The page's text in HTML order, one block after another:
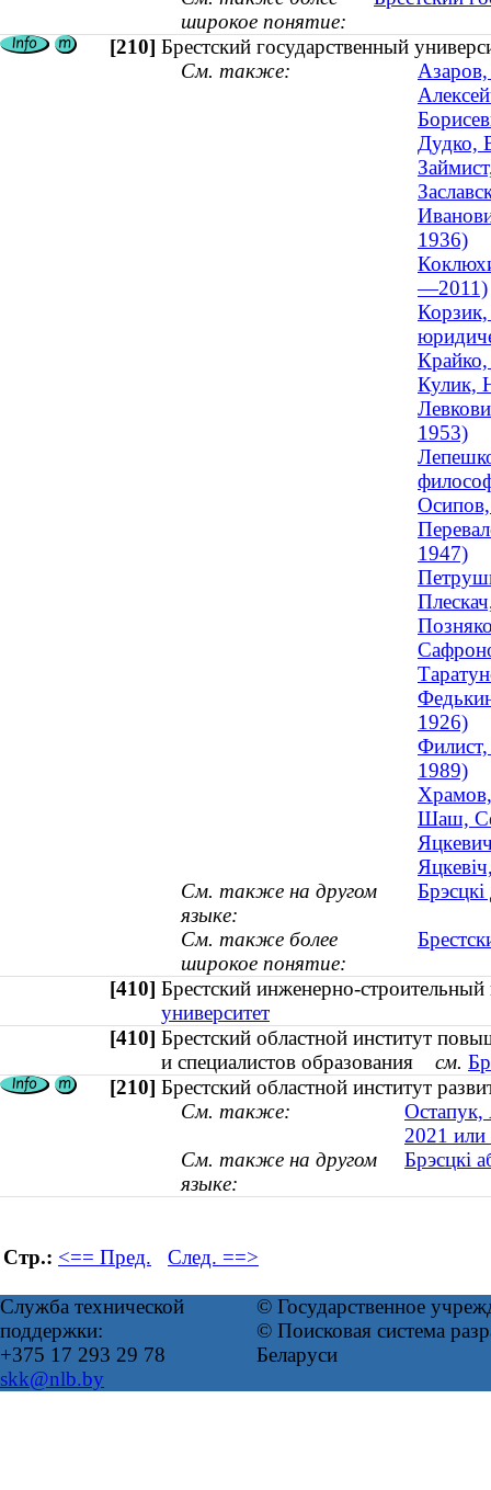
широкое понятие:
[210] Брестский государственный
См. также:
Дудко,
1936)
—2011)
Кулик,
1953)
1947)
1926)
1989)
Шаш,
См. также на другом
языке:
См. также более
широкое понятие:
[410] Брестский инженерно-
университет
[410] Брестский областной институт
и специалистов образования см.
[210] Брестский областной институт
См. также:
Остапук,
2021 или
См. также на другом
языке:
Брэсцкі
Стр.: <== Пред. След. ==>
Служба технической
поддержки:
+375 17 293 29 78
skk@nlb.by
© Государственное
© Поисковая система
Беларуси